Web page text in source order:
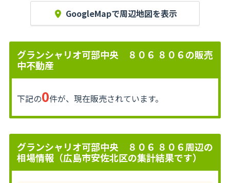
GoogleMapで周辺地図を表示
グランシャリオ可部中央 ８０６ ８０６の販売
中不動産
下記の0件が、現在販売されています。
グランシャリオ可部中央 ８０６ ８０６周辺の
相場情報（広島市安佐北区の集計結果です）